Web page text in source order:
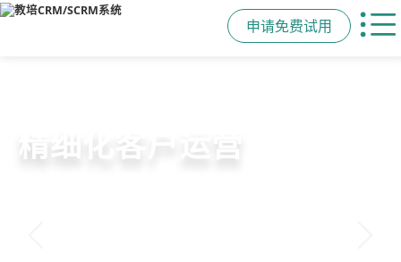
申请免费试用
以学员为中心，打通从引流、转化、
智能销售漏斗
精细化客户运营
私域招生与裂变